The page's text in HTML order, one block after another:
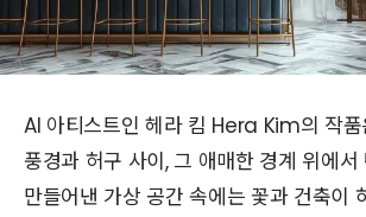
AI 아티스트인 헤라 킴 Hera Kim의 작품
풍경과 허구 사이, 그 애매한 경계 위에서
만들어낸 가상 공간 속에는 꽃과 건축이